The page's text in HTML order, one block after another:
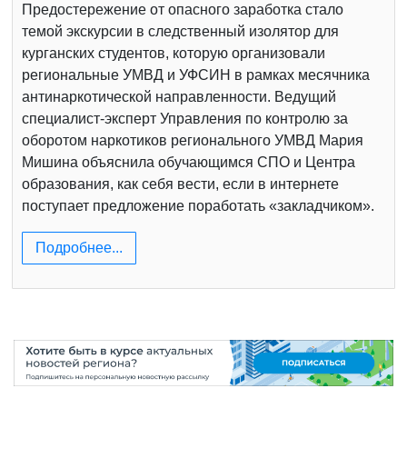
Предостережение от опасного заработка стало
темой экскурсии в следственный изолятор для
курганских студентов, которую организовали
региональные УМВД и УФСИН в рамках месячника
антинаркотической направленности. Ведущий
специалист-эксперт Управления по контролю за
оборотом наркотиков регионального УМВД Мария
Мишина объяснила обучающимся СПО и Центра
образования, как себя вести, если в интернете
поступает предложение поработать «закладчиком».
Подробнее...